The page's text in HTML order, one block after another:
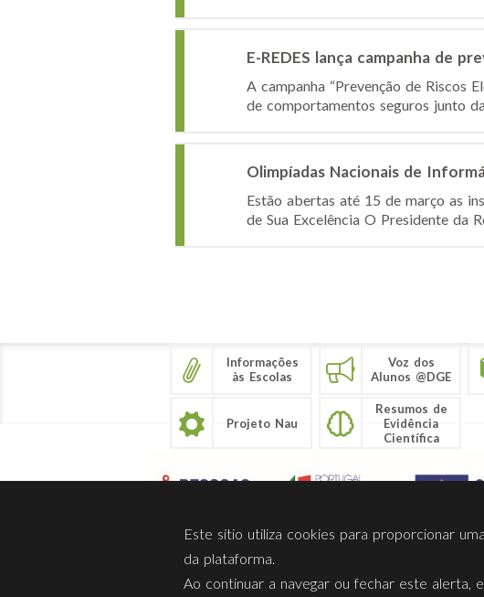
E-REDES lança campanha de
A campanha “Prevenção de Riscos
de comportamentos seguros junto
Olimpíadas Nacionais de
Estão abertas até 15 de março as
de Sua Excelência O Presidente da
Informações
às Escolas
Voz dos
Alunos @DGE
Projeto Nau
Resumos de
Evidência
Científica
Sobre Nós Privacidade Termos
Este sítio utiliza cookies para proporcionar
da plataforma.
Ao continuar a navegar ou fechar este alerta,